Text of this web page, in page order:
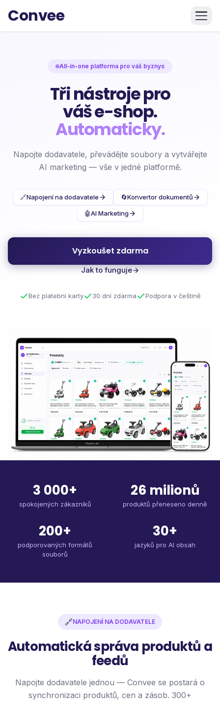
Convee
All-in-one platforma pro váš byznys
Tři nástroje pro
váš e-shop.
Automaticky.
Napojte dodavatele, převádějte soubory a vytvářejte
AI marketing — vše v jedné platformě.
🔗Napojení na dodavatele 🔄Konvertor dokumentů
🤖AI Marketing
Vyzkoušet zdarma
Jak to funguje
Bez platební karty 30 dní zdarma Podpora v češtině
3 000+
spokojených zákazníků
26 milionů
produktů přeneseno denně
200+
podporovaných formátů
souborů
30+
jazyků pro AI obsah
🔗NAPOJENÍ NA DODAVATELE
Automatická správa produktů a
feedů
Napojte dodavatele jednou — Convee se postará o
synchronizaci produktů, cen a zásob. 300+